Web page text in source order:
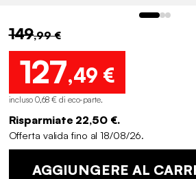
149,99 €
127,49 €
incluso 0,68 € di eco-parte.
Risparmiate 22,50 €.
Offerta valida fino al 18/08/26.
AGGIUNGERE AL